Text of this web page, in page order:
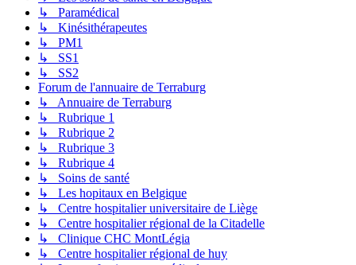
↳ Paramédical
↳ Kinésithérapeutes
↳ PM1
↳ SS1
↳ SS2
Forum de l'annuaire de Terraburg
↳ Annuaire de Terraburg
↳ Rubrique 1
↳ Rubrique 2
↳ Rubrique 3
↳ Rubrique 4
↳ Soins de santé
↳ Les hopitaux en Belgique
↳ Centre hospitalier universitaire de Liège
↳ Centre hospitalier régional de la Citadelle
↳ Clinique CHC MontLégia
↳ Centre hospitalier régional de huy